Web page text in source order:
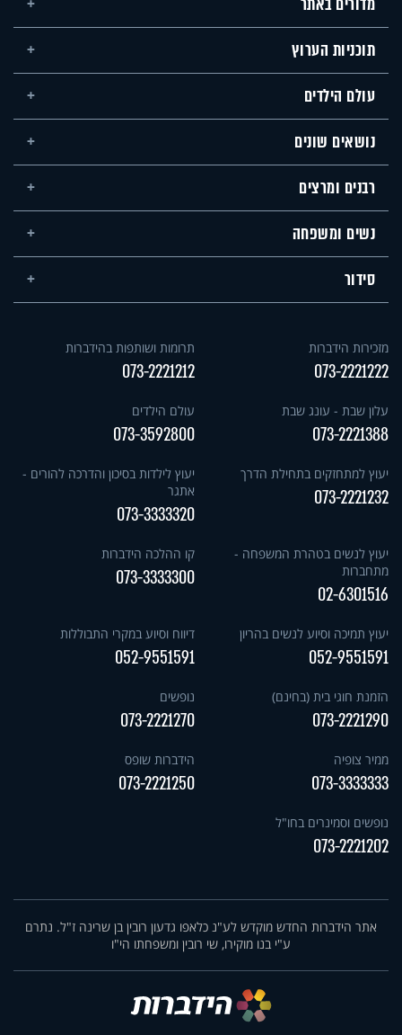
תוכניות הערוץ
עולם הילדים
נושאים שונים
רבנים ומרצים
נשים ומשפחה
סידור
מזכירות הידברות
073-2221222
תרומות ושותפות בהידברות
073-2221212
עלון שבת - עונג שבת
073-2221388
עולם הילדים
073-3592800
יעוץ למתחזקים בתחילת הדרך
073-2221232
יעוץ לילדות בסיכון והדרכה להורים -
אתגר
073-3333320
יעוץ לנשים בטהרת המשפחה -
מתחברות
02-6301516
קו ההלכה הידברות
073-3333300
יעוץ תמיכה וסיוע לנשים בהריון
052-9551591
דיווח וסיוע במקרי התבוללות
052-9551591
הזמנת חוגי בית (בחינם)
073-2221290
נופשים
073-2221270
ממיר צופיה
073-3333333
הידברות שופס
073-2221250
נופשים וסמינרים בחו"ל
073-2221202
אתר הידברות החדש מוקדש לע"נ כלאפו גדעון רובין בן שרינה ז"ל. נתרם
ע"י בנו מוקירו, שי רובין ומשפחתו הי"ו